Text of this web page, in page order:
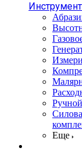
Инструмент
Еще